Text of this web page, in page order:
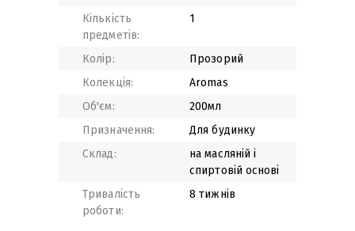
Кількість
предметів:
1
Колір:
Прозорий
Колекція:
Aromas
Об'єм:
200мл
Призначення:
Для будинку
Склад:
на масляній і
спиртовій основі
Тривалість
роботи:
8 тижнів